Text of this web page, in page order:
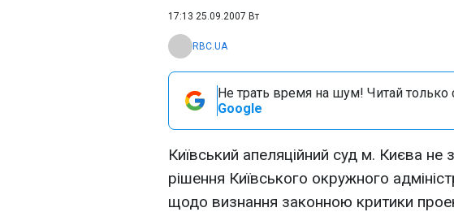
17:13 25.09.2007 Вт
RBC.UA
Не трать время на шум! Читай только
Google
Київський апеляційний суд м. Києва
рішення Київського окружного
щодо визнання законною критики